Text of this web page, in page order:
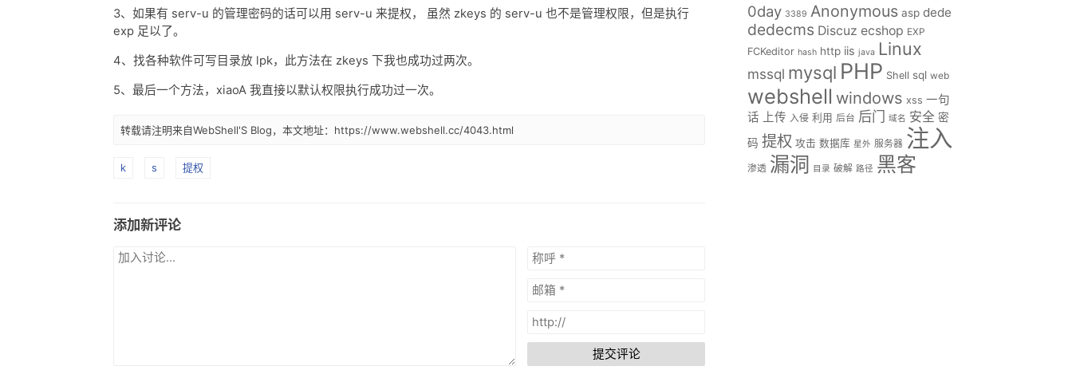
3、如果有 serv-u 的管理密码的话可以用 serv-u 来提权， 虽然 zkeys 的 serv-u 也不是管理权限，但是执行
exp 足以了。
4、找各种软件可写目录放 lpk，此方法在 zkeys 下我也成功过两次。
5、最后一个方法，xiaoA 我直接以默认权限执行成功过一次。
转载请注明来自WebShell'S Blog，本文地址：https://www.webshell.cc/4043.html
k s 提权
添加新评论
提交评论
0day 3389 Anonymous asp dede
dedecms Discuz ecshop EXP
FCKeditor hash http iis java Linux
mssql mysql PHP Shell sql web
webshell windows xss 一句
话
上传 入侵 利用 后台 后门 域名 安全 密
码 提权 攻击 数据库 星外 服务器 注入
渗透 漏洞 目录 破解 路径 黑客